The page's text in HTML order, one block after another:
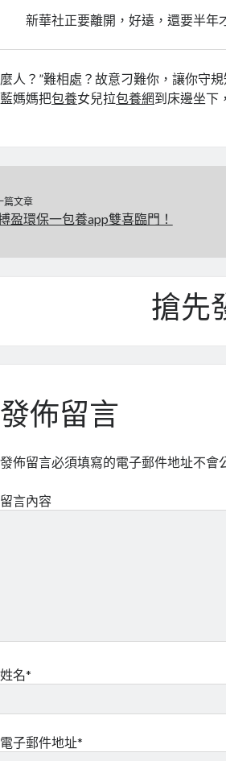
新華社正要離開，好遠，還要半年
麼人？”難相處？故意刁難你，讓你守
藍媽媽把包養女兒拉包養網到床邊坐下
篇文章
盈環保一包養app雙喜臨門！
搶先
發佈留言
發佈留言必須填寫的電子郵件地址不會
留言內容
姓名*
電子郵件地址*